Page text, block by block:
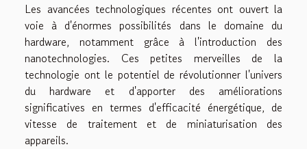
Les avancées technologiques récentes ont ouvert la
voie à d'énormes possibilités dans le domaine du
hardware, notamment grâce à l'introduction des
nanotechnologies. Ces petites merveilles de la
technologie ont le potentiel de révolutionner l'univers
du hardware et d'apporter des améliorations
significatives en termes d'efficacité énergétique, de
vitesse de traitement et de miniaturisation des
appareils.